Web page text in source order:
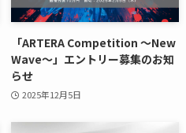
「ARTERA Competition ～New
Wave～」エントリー募集のお知
らせ
2025年12月5日